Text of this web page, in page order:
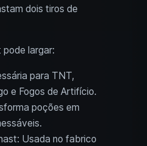
dois tiros de
pode largar:
para TNT,
e Fogos de Artifício.
poções em
Usada no fabrico